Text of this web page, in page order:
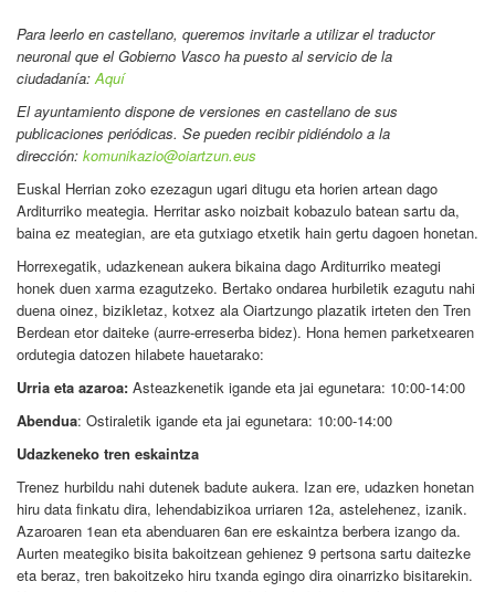
Para leerlo en castellano, queremos invitarle a utilizar el traductor
neuronal que el Gobierno Vasco ha puesto al servicio de la
ciudadanía:Aquí
El ayuntamiento dispone de versiones en castellano de sus
publicaciones periódicas. Se pueden recibir pidiéndolo a la
dirección: komunikazio@oiartzun.eus
Euskal Herrian zoko ezezagun ugari ditugu eta horien artean dago
Arditurriko meategia. Herritar asko noizbait kobazulo batean sartu da,
baina ez meategian, are eta gutxiago etxetik hain gertu dagoen honetan.
Horrexegatik, udazkenean aukera bikaina dago Arditurriko meategi
honek duen xarma ezagutzeko. Bertako ondarea hurbiletik ezagutu nahi
duena oinez, bizikletaz, kotxez ala Oiartzungo plazatik irteten den Tren
Berdean etor daiteke (aurre-erreserba bidez). Hona hemen parketxearen
ordutegia datozen hilabete hauetarako:
Urria eta azaroa: Asteazkenetik igande eta jai egunetara: 10:00-14:00
Abendua: Ostiraletik igande eta jai egunetara: 10:00-14:00
Udazkeneko tren eskaintza
Trenez hurbildu nahi dutenek badute aukera. Izan ere, udazken honetan
hiru data finkatu dira, lehendabizikoa urriaren 12a, astelehenez, izanik.
Azaroaren 1ean eta abenduaren 6an ere eskaintza berbera izango da.
Aurten meategiko bisita bakoitzean gehienez 9 pertsona sartu daitezke
eta beraz, tren bakoitzeko hiru txanda egingo dira oinarrizko bisitarekin.